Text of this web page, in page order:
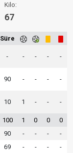
Kilo:
67
Süre
- - - - -
90 - - - -
10 1 - - -
100 1 0 0
0
90 - - -
-
69 - - -
-